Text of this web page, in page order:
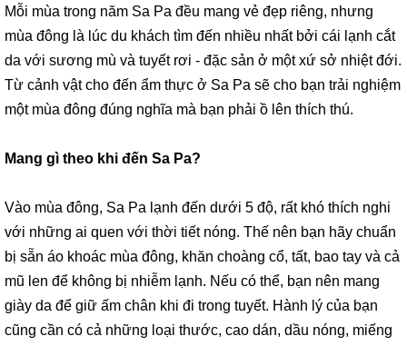
Mỗi mùa trong năm Sa Pa đều mang vẻ đẹp riêng, nhưng
mùa đông là lúc du khách tìm đến nhiều nhất bởi cái lạnh cắt
da với sương mù và tuyết rơi - đặc sản ở một xứ sở nhiệt đới.
Từ cảnh vật cho đến ẩm thực ở Sa Pa sẽ cho bạn trải nghiệm
một mùa đông đúng nghĩa mà bạn phải ồ lên thích thú.
Mang gì theo khi đến Sa Pa?
Vào mùa đông, Sa Pa lạnh đến dưới 5 độ, rất khó thích nghi
với những ai quen với thời tiết nóng. Thế nên bạn hãy chuẩn
bị sẵn áo khoác mùa đông, khăn choàng cổ, tất, bao tay và cả
mũ len để không bị nhiễm lạnh. Nếu có thể, bạn nên mang
giày da để giữ ấm chân khi đi trong tuyết. Hành lý của bạn
cũng cần có cả những loại thước, cao dán, dầu nóng, miếng